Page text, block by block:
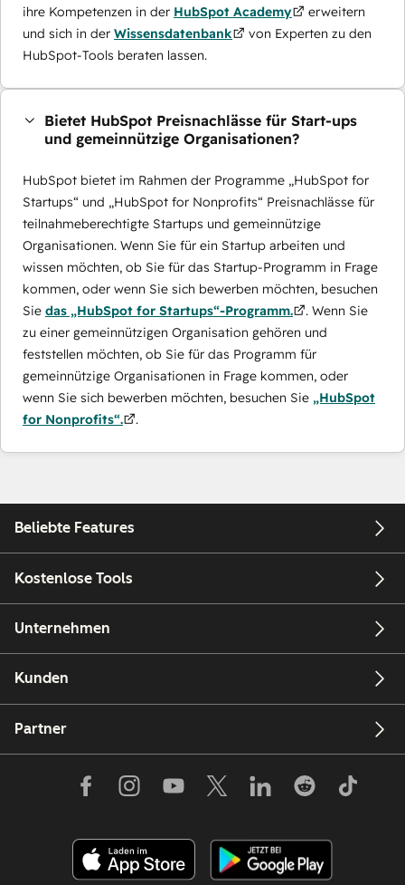
ihre Kompetenzen in der HubSpot Academy
erweitern
und sich in der Wissensdatenbank
von Experten zu den
HubSpot-Tools beraten lassen.
Bietet HubSpot Preisnachlässe für Start-ups
und gemeinnützige Organisationen?
HubSpot bietet im Rahmen der Programme „HubSpot for
Startups“ und „HubSpot for Nonprofits“ Preisnachlässe für
teilnahmeberechtigte Startups und gemeinnützige
Organisationen. Wenn Sie für ein Startup arbeiten und
wissen möchten, ob Sie für das Startup-Programm in Frage
kommen, oder wenn Sie sich bewerben möchten, besuchen
Sie das „HubSpot for Startups“-Programm.
. Wenn Sie
zu einer gemeinnützigen Organisation gehören und
feststellen möchten, ob Sie für das Programm für
gemeinnützige Organisationen in Frage kommen, oder
wenn Sie sich bewerben möchten, besuchen Sie „HubSpot
for Nonprofits“.
.
Beliebte Features
Kostenlose Tools
Unternehmen
Kunden
Partner